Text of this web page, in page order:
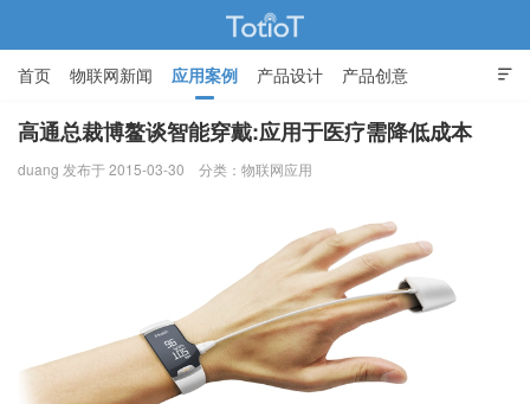

首页 物联网新闻 应用案例 产品设计 产品创意
智能家居
高通总裁博鳌谈智能穿戴:应用于医疗需降低成本
duang 发布于 2015-03-30 分类： 物联网应用